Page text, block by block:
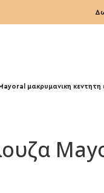
μακρυμανικη κεντητη